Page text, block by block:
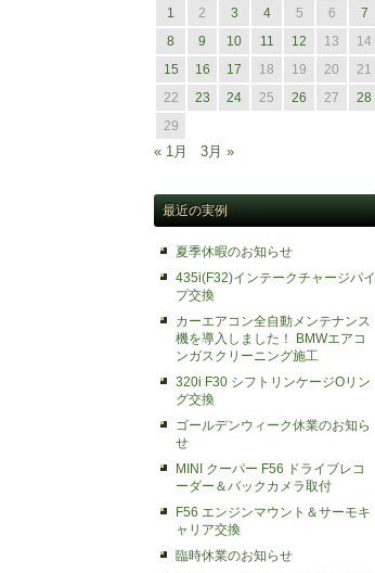
1
2 3 4 5 6
7
8
9 10 11 12 13
14
15
16 17 18 19 20
21
22
23 24 25 26 27
28
29
« 1月 3月 »
最近の実例
夏季休暇のお知らせ
435i(F32)インテークチャージパイ
プ交換
カーエアコン全自動メンテナンス
機を導入しました！ BMWエアコ
ンガスクリーニング施工
320i F30 シフトリンケージOリン
グ交換
ゴールデンウィーク休業のお知ら
せ
MINI クーパー F56 ドライブレコ
ーダー＆バックカメラ取付
F56 エンジンマウント＆サーモキ
ャリア交換
臨時休業のお知らせ